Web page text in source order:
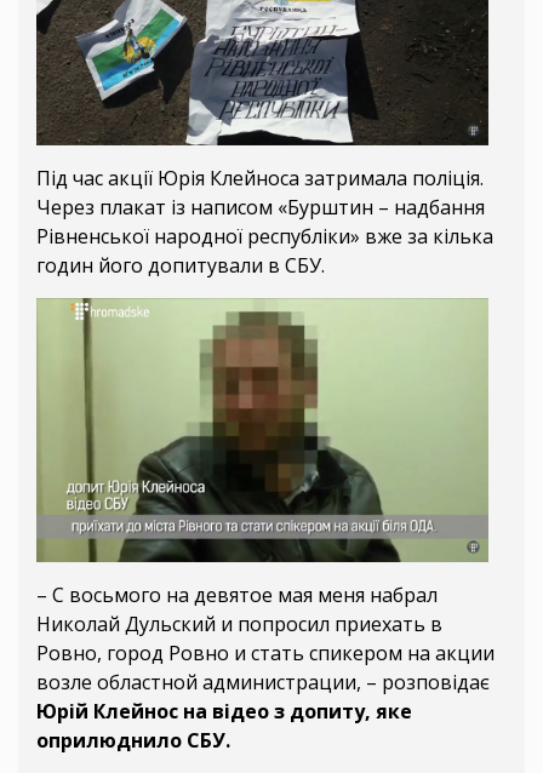
Під час акції Юрія Клейноса затримала поліція.
Через плакат із написом «Бурштин – надбання
Рівненської народної республіки» вже за кілька
годин його допитували в СБУ.
– С восьмого на девятое мая меня набрал
Николай Дульский и попросил приехать в
Ровно, город Ровно и стать спикером на акции
возле областной администрации, – розповідає
Юрій Клейнос на відео з допиту, яке
оприлюднило СБУ.